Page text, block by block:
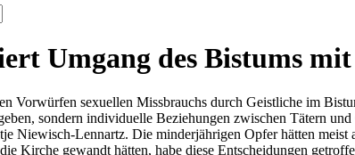
Umgang des Bistums
Vorwürfen sexuellen Missbrauchs durch Geistliche im
sondern individuelle Beziehungen zwischen Tätern
Niewisch-Lennartz. Die minderjährigen Opfer hätten
Kirche gewandt hätten, habe diese Entscheidungen